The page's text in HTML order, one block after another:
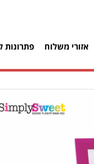
אזורי משלוח פתרונות